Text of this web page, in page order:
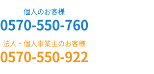
個人のお客様
0570-550-760
法人・個人事業主のお客様
0570-550-922